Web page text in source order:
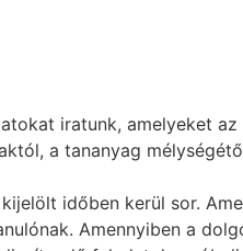
iratunk, amelyeket
a tananyag
időben kerül sor.
Amennyiben a